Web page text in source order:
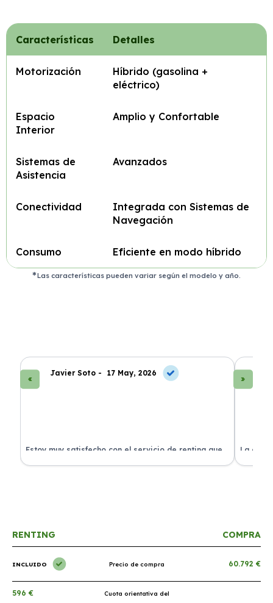
Características Detalles
Motorización
Híbrido (gasolina +
eléctrico)
Espacio
Interior
Amplio y Confortable
Sistemas de
Asistencia
Avanzados
Conectividad
Integrada con Sistemas de
Navegación
Consumo Eficiente en modo híbrido
Las características pueden variar según el modelo y año.
Javier Soto - 17 May, 2026
Estoy muy satisfecho con el servicio de renting que
he contratado. ¡Todo incluido y sin complicaciones!
La
en
RENTING COMPRA
INCLUIDO Precio de compra 60.792 €
596 € Cuota orientativa del